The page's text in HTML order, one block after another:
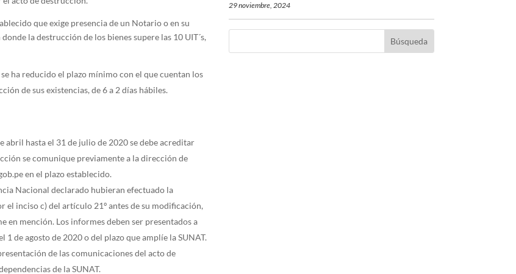
que exige presencia de un Notario o en su
la destrucción de los bienes supere las 10 UIT´s,
ha reducido el plazo mínimo con el que cuentan los
de sus existencias, de 6 a 2 días hábiles.
abril hasta el 31 de julio de 2020 se debe acreditar
se comunique previamente a la dirección de
en el plazo establecido.
Nacional declarado hubieran efectuado la
inciso c) del artículo 21º antes de su modificación,
mención. Los informes deben ser presentados a
de agosto de 2020 o del plazo que amplíe la SUNAT.
de las comunicaciones del acto de
de la SUNAT.
29 noviembre, 2024